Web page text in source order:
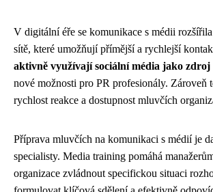
V digitální éře se komunikace s médii
sítě, které umožňují přímější a rychlejší
aktivně využívají sociální média jako
nové možnosti pro PR profesionály. Zároveň
rychlost reakce a dostupnost mluvčích
Příprava mluvčích na komunikaci s médií je
specialisty. Media training pomáhá
organizace zvládnout specifickou situaci